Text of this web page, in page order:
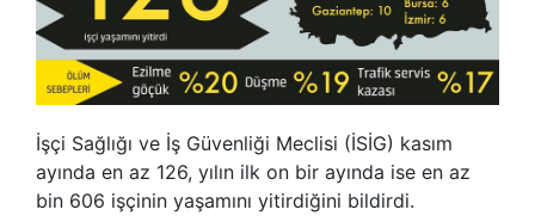
İşçi Sağlığı ve İş Güvenliği Meclisi (İSİG) kasım
ayında en az 126, yılın ilk on bir ayında ise en az
bin 606 işçinin yaşamını yitirdiğini bildirdi.